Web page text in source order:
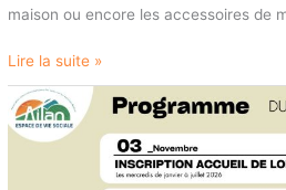
maison ou encore les accessoires de
Lire la suite »
PROGRAMME
D’AILAN
DU